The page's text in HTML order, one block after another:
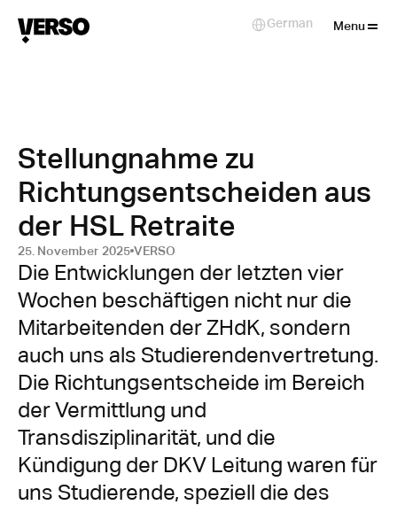
Stellungnahme zu
Richtungsentscheiden aus
der HSL Retraite
25. November 2025 VERSO
Die Entwicklungen der letzten vier
Wochen beschäftigen nicht nur die
Mitarbeitenden der ZHdK, sondern
auch uns als Studierendenvertretung.
Die Richtungsentscheide im Bereich
der Vermittlung und
Transdisziplinarität, und die
Kündigung der DKV Leitung waren für
uns Studierende, speziell die des
Menu
Select Language
German